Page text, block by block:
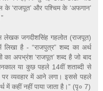
के ‘राजपूत’ और पश्चिम के ‘अफगान’
लेखक जगदीशसिंह गहलोत (राजपूत)
लिखा है - “राजपुत्र” शब्द का अर्थ
अपभ्रंश ‘राजपूत’ शब्द है जो बाद
या कुछ पहले 14वीं शताब्दी से
पर व्यवहार में आने लगा। इससे पहले
में कहीं नहीं पाया जाता है।” (पृ० 7)